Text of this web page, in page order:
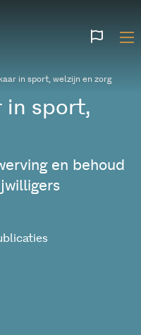
in sport, welzijn en zorg
in sport,
en behoud